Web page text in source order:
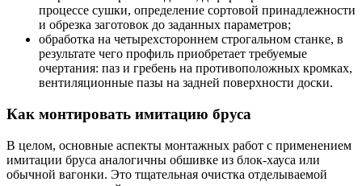
процессе сушки, определение сортовой принадлежности
и обрезка заготовок до заданных параметров;
обработка на четырехстороннем строгальном станке, в
результате чего профиль приобретает требуемые
очертания: паз и гребень на противоположных кромках,
вентиляционные пазы на задней поверхности доски.
Как монтировать имитацию бруса
В целом, основные аспекты монтажных работ с применением
имитации бруса аналогичны обшивке из блок-хауса или
обычной вагонки. Это тщательная очистка отделываемой